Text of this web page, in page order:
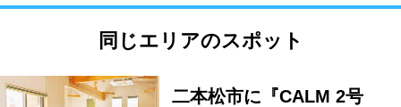
同じエリアのスポット
二本松市に『CALM 2号